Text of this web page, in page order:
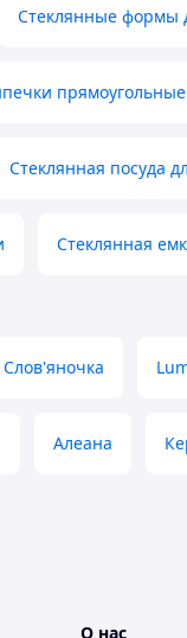
Стеклянные формы
прямоугольные
Стеклянная посуда
Стеклянная
Слов'яночка
Алеана
О нас